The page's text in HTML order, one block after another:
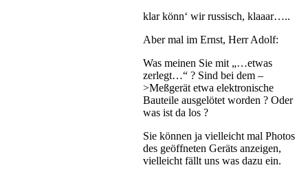
klar könn‘ wir russisch, klaaar…..
Aber mal im Ernst, Herr Adolf:
Was meinen Sie mit „…etwas
zerlegt…“ ? Sind bei dem –
>Meßgerät etwa elektronische
Bauteile ausgelötet worden ? Oder
was ist da los ?
Sie können ja vielleicht mal Photos
des geöffneten Geräts anzeigen,
vielleicht fällt uns was dazu ein.